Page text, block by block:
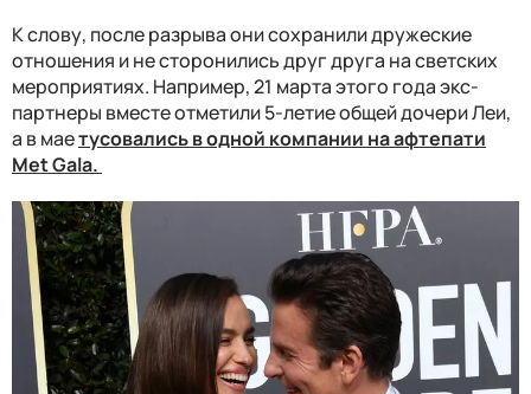
К слову, после разрыва они сохранили дружеские
отношения и не сторонились друг друга на светских
мероприятиях. Например, 21 марта этого года экс-
партнеры вместе отметили 5-летие общей дочери Леи,
а в маетусовались в одной компании на афтепати
Met Gala.